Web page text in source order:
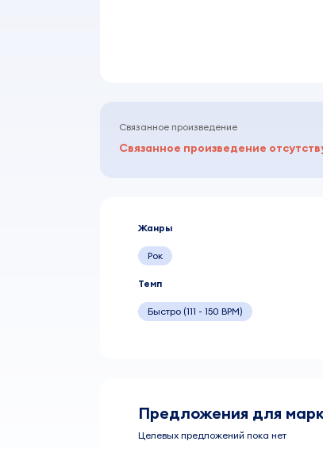
Связанное произведение
Связанное произведение
Жанры
Рок
Темп
Быстро (111 - 150 BPM)
Предложения для
Целевых предложений пока нет